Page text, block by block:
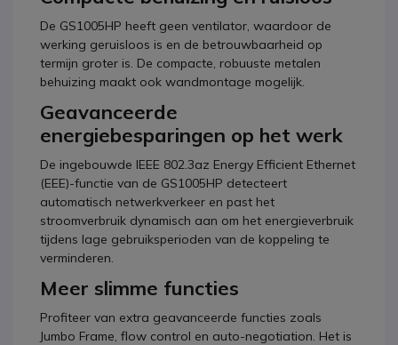
De GS1005HP heeft geen ventilator, waardoor de
werking geruisloos is en de betrouwbaarheid op
termijn groter is. De compacte, robuuste metalen
behuizing maakt ook wandmontage mogelijk.
Geavanceerde
energiebesparingen op het werk
De ingebouwde IEEE 802.3az Energy Efficient Ethernet
(EEE)-functie van de GS1005HP detecteert
automatisch netwerkverkeer en past het
stroomverbruik dynamisch aan om het energieverbruik
tijdens lage gebruiksperioden van de koppeling te
verminderen.
Meer slimme functies
Profiteer van extra geavanceerde functies zoals
Jumbo Frame, flow control en auto-negotiation. Het is